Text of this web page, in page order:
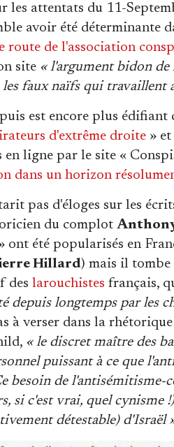
les attentats du 11-
avoir été déterminante
route de l'association
site « l'argument bidon
faux naïfs qui travaillent
est encore plus édifiant
d'extrême droite » et
en ligne par le site «
dans un horizon
pas d'éloges sur les
du complot
été popularisés en
Hillard) mais il tombe
des larouchistes français,
depuis longtemps par les
à verser dans la
« le discret maître des
puissant à ce que
besoin de
si c'est vrai, quel cynisme
détestable) d'Israël